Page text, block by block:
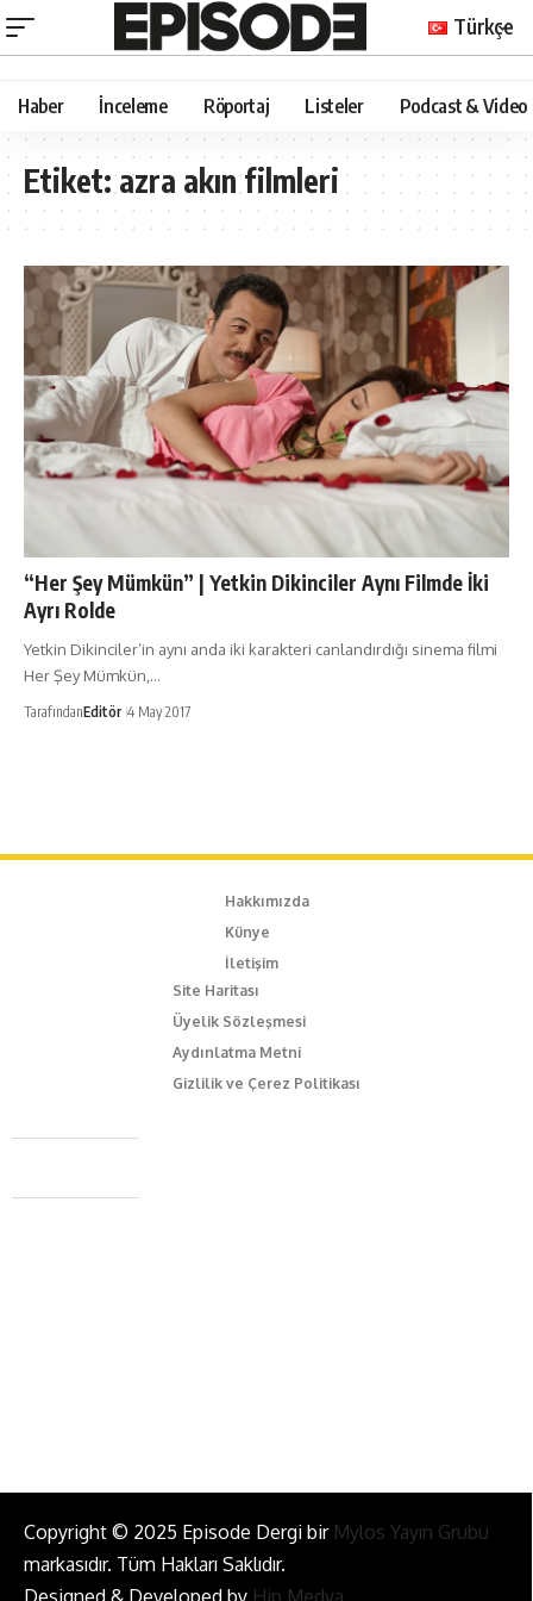
Türkçe
Haber İnceleme Röportaj Listeler Podcast & Video
Etiket:azra akın filmleri
“Her Şey Mümkün” | Yetkin Dikinciler Aynı Filmde İki
Ayrı Rolde
Yetkin Dikinciler’in aynı anda iki karakteri canlandırdığı sinema filmi
Her Şey Mümkün,…
TarafındanEditör 4 May 2017
Hakkımızda
Künye
İletişim
Site Haritası
Üyelik Sözleşmesi
Aydınlatma Metni
Gizlilik ve Çerez Politikası
Caferağa Mah. Dr. Şakir Paşa Sok. No3/A Kadıköy İstanbul
+90 543 345 46 00
Copyright © 2025 Episode Dergi bir Mylos Yayın Grubu
markasıdır. Tüm Hakları Saklıdır.
Designed & Developed by Hip Medya